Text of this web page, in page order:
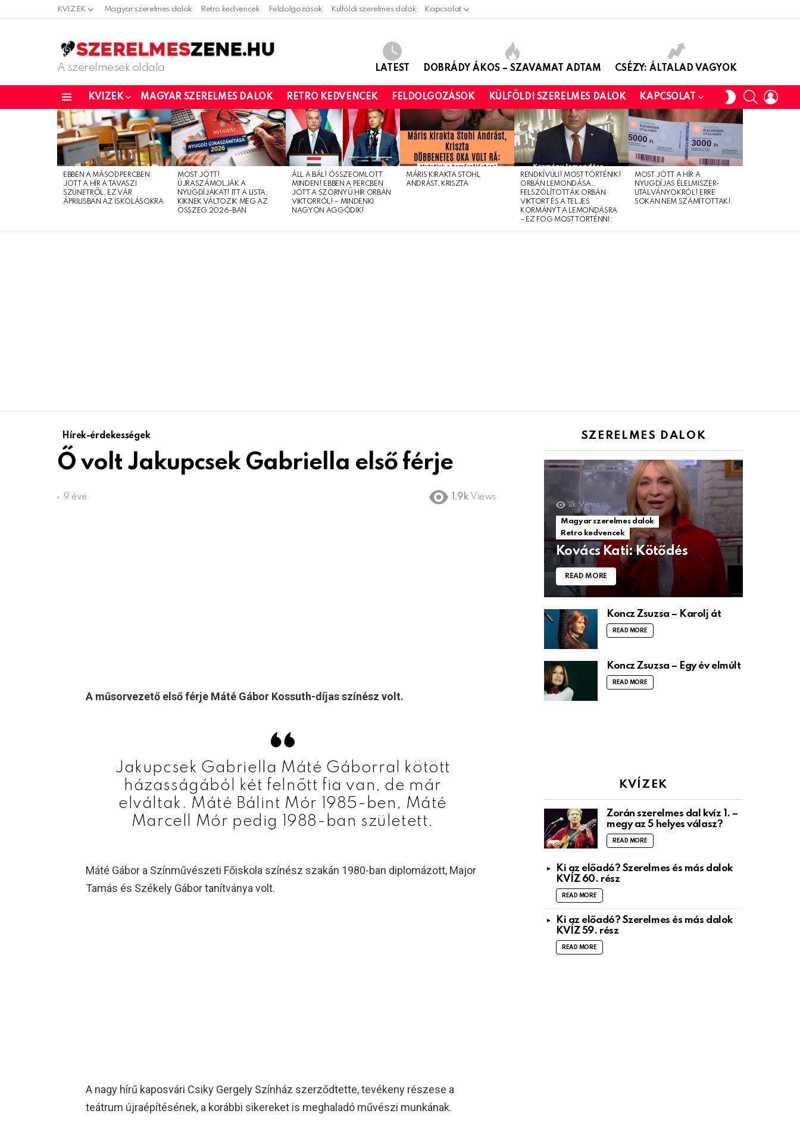
KVIZEK Magyar szerelmes dalok Retro kedvencek Feldolgozások Külföldi szerelmes dalok Kapcsolat
A szerelmesek oldala LATEST DOBRÁDY ÁKOS – SZAVAMAT ADTAM CSÉZY: ÁLTALAD VAGYOK
KVIZEK MAGYAR SZERELMES DALOK RETRO KEDVENCEK FELDOLGOZÁSOK KÜLFÖLDI SZERELMES DALOK KAPCSOLAT
SWITCH
SKIN
SEARCH
LATEST
STORIES
EBBEN A MÁSODPERCBEN
JÖTT A HÍR A TAVASZI
SZÜNETRŐL, EZ VÁR
ÁPRILISBAN AZ ISKOLÁSOKRA
MOST JÖTT!
ÚJRASZÁMOLJÁK A
NYUGDÍJAKAT! ITT A LISTA,
KIKNEK VÁLTOZIK MEG AZ
ÖSSZEG 2026-BAN
ÁLL A BÁL! ÖSSZEOMLOTT
MINDEN! EBBEN A PERCBEN
JÖTT A SZÖRNYŰ HÍR ORBÁN
VIKTORRÓL! – MINDENKI
NAGYON AGGÓDIK!
MÁRIS KIRAKTA STOHL
ANDRÁST, KRISZTA
RENDKÍVÜLI! MOST TÖRTÉNIK!
ORBÁN LEMONDÁSA…
FELSZÓLÍTOTTÁK ORBÁN
VIKTORT ÉS A TELJES
KORMÁNYT A LEMONDÁSRA
– EZ FOG MOST TÖRTÉNNI:
MOST JÖTT A HÍR A
NYUGDÍJAS ÉLELMISZER-
UTALVÁNYOKRÓL! ERRE
SOKAN NEM SZÁMÍTOTTAK!
Hírek-érdekességek
Ő volt Jakupcsek Gabriella első férje
9 éve 1.9k Views
A műsorvezető első férje Máté Gábor Kossuth-díjas színész volt.
Jakupcsek Gabriella Máté Gáborral kötött
házasságából két felnőtt fia van, de már
elváltak. Máté Bálint Mór 1985-ben, Máté
Marcell Mór pedig 1988-ban született.
Máté Gábor a Színművészeti Főiskola színész szakán 1980-ban diplomázott, Major
Tamás és Székely Gábor tanítványa volt.
A nagy hírű kaposvári Csiky Gergely Színház szerződtette, tevékeny részese a
teátrum újraépítésének, a korábbi sikereket is meghaladó művészi munkának.
SZERELMES DALOK
2k Views
Magyar szerelmes dalok
Retro kedvencek
Kovács Kati: Kötődés
READ MORE
Koncz Zsuzsa – Karolj át
READ MORE
Koncz Zsuzsa – Egy év elmúlt
READ MORE
KVÍZEK
Zorán szerelmes dal kvíz 1. –
megy az 5 helyes válasz?
READ MORE
Ki az előadó? Szerelmes és más dalok
KVÍZ 60. rész
READ MORE
Ki az előadó? Szerelmes és más dalok
KVÍZ 59. rész
READ MORE